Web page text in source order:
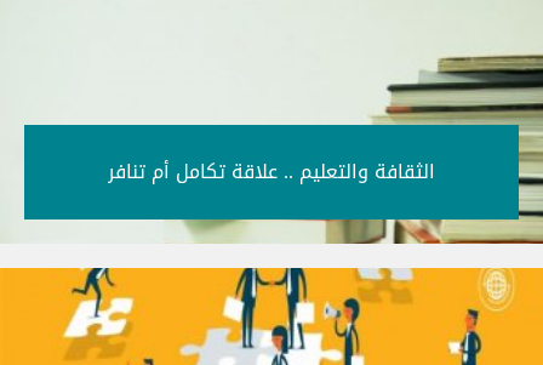
الثقافة والتعليم .. علاقة تكامل أم تنافر‎